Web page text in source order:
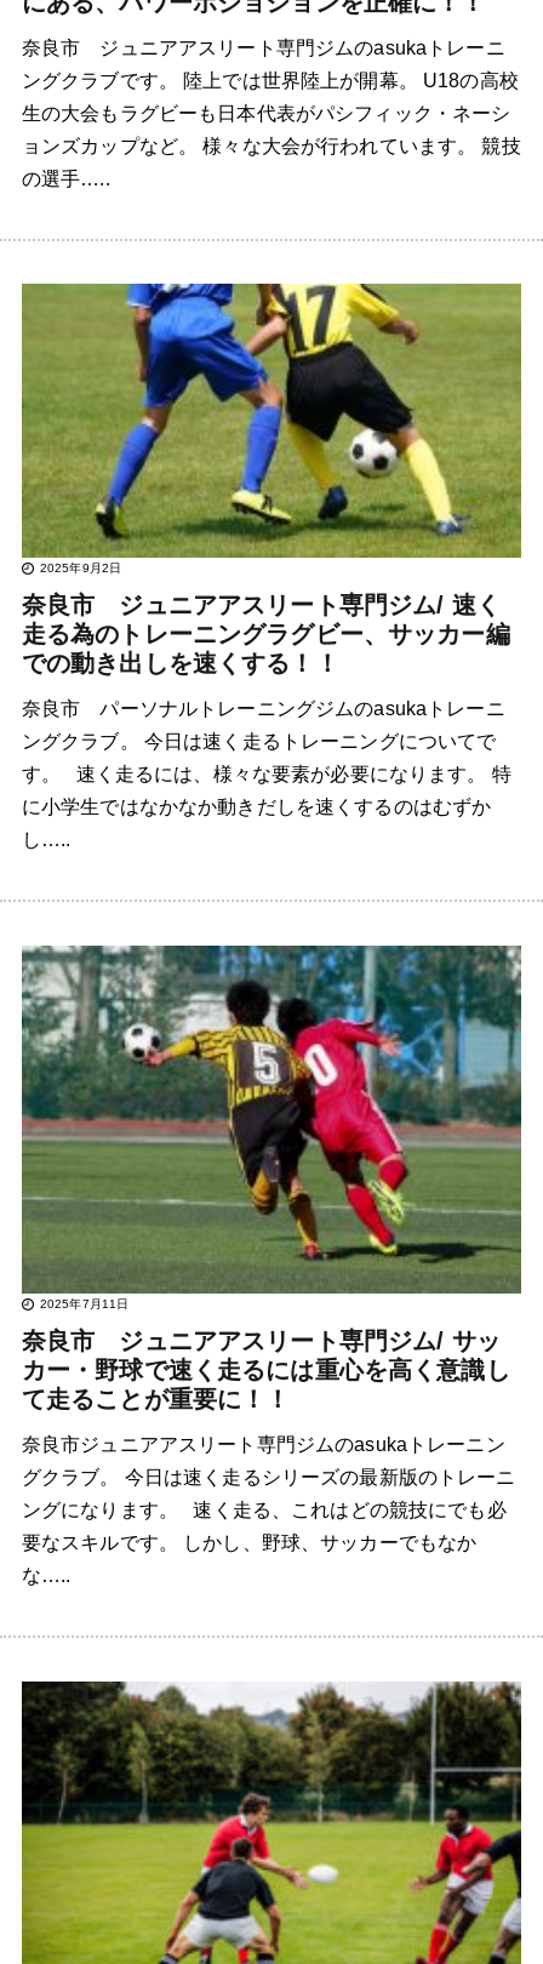
奈良市 ジュニアアスリート専門ジムのasukaトレーニ
ングクラブです。 陸上では世界陸上が開幕。 U18の高校
生の大会もラグビーも日本代表がパシフィック・ネーシ
ョンズカップなど。 様々な大会が行われています。 競技
の選手…..
2025年9月2日
奈良市 ジュニアアスリート専門ジム/ 速く
走る為のトレーニングラグビー、サッカー編
での動き出しを速くする！！
奈良市 パーソナルトレーニングジムのasukaトレーニ
ングクラブ。 今日は速く走るトレーニングについてで
す。 速く走るには、様々な要素が必要になります。 特
に小学生ではなかなか動きだしを速くするのはむずか
し…..
2025年7月11日
奈良市 ジュニアアスリート専門ジム/ サッ
カー・野球で速く走るには重心を高く意識し
て走ることが重要に！！
奈良市ジュニアアスリート専門ジムのasukaトレーニン
グクラブ。 今日は速く走るシリーズの最新版のトレーニ
ングになります。 速く走る、これはどの競技にでも必
要なスキルです。 しかし、野球、サッカーでもなか
な…..